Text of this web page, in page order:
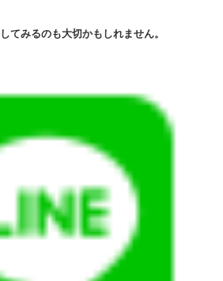
てみるのも大切かもしれません。